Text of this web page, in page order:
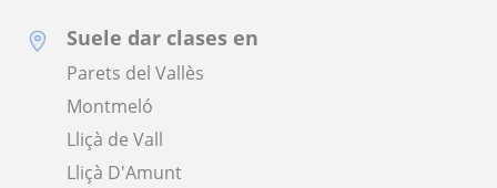
Suele dar clases en
Parets del Vallès
Montmeló
Lliçà de Vall
Lliçà D'Amunt